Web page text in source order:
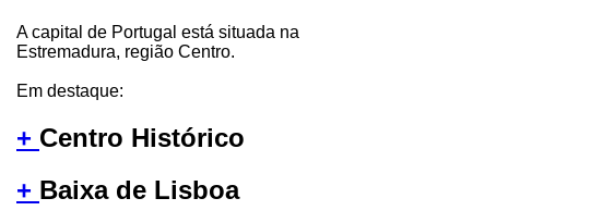
A capital de Portugal está situada na
Estremadura, região Centro.
Em destaque:
+ Centro Histórico
+ Baixa de Lisboa